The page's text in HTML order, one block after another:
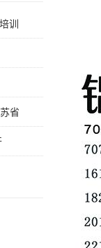
训
省